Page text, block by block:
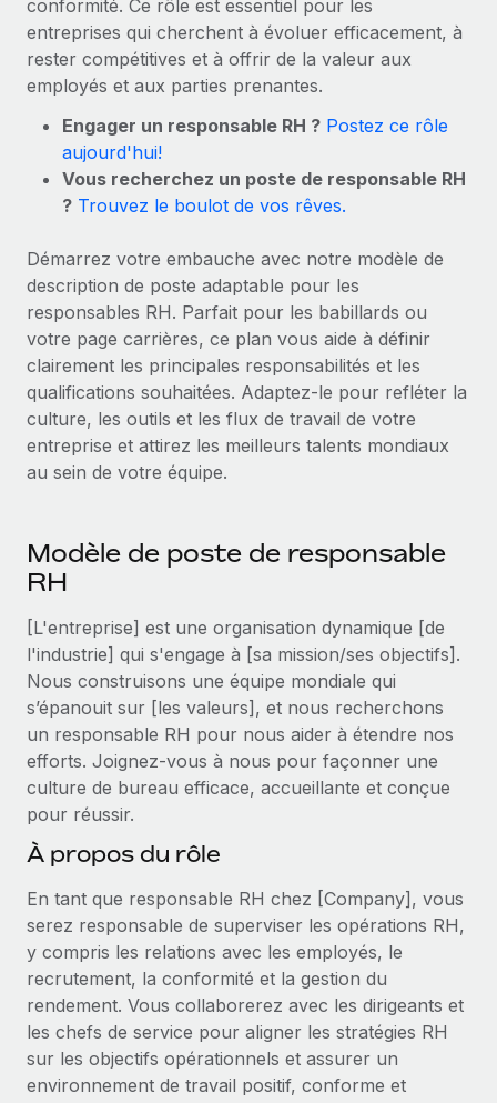
Gestion des freelances
Intégrez et gérez vos freelances partout dans le monde
PEO
INFRASTRUCTURE
Intégration Remote
Plateforme
Des fonctions RH clés intégrées pour votre équipe
Connecter Nouveau
Connectez n'importe quel outil d’IA à Remote grâce à
notre MCP
Rationalisez vos processus avec des outils essentiels
SERVICES
Recevez des conseils d’experts sur les RH à
l’international et la conformité
Contrôles d’antécédents
Simplifiez vos processus de présélection des
candidats
Remote Watchtower
matière de conformité
Gestion des appareils
Achetez et suivez vos équipements informatiques
dans le monde entier
Création d’entité
Établissez des entités rapidement et en toute
conformité
Comparer Remote
Examinez notre service par rapport aux autres
CROISSANCE
Start-ups
Des solutions agiles et internationales pour les RH et la
paie des entreprises en pleine croissance
Entreprises intermédiaires
Développez vos équipes avec des solutions RH sur
mesure
Entreprise
Les RH à l’international pour les grandes entreprises
TRAVAILLONS ENSEMBLE
Partenaires stratégiques de la tech
Devenir partenaire
Remote Build Bientôt disponible
Conseil en intégrations et automatisations assistées par
l’IA
ÉTUDES DE CAS
pays
Calculateur de paiement des freelances
Découvrez les devises disponibles et les vitesses de
paiement pour vos freelances internationaux
APPRENDRE AVEC REMOTE
Études de cas
Glossaire RH
Checklists et modèles
Descriptions de postes
Webinaires
Salle de presse
Données sur les salaires et les talents
Centre de ressources
Obtenir de l’aide
Voir toutes les ressources
BLOG
Paie multipays
Gestion des freelances
Taxes
Explorer le blog
Nederlands
Français
Deutsch
Español
Italiano
Português (Portugal)
日本語
한국어
中文（简体）
Connexion
conformité. Ce rôle est essentiel pour les
entreprises qui cherchent à évoluer efficacement, à
rester compétitives et à offrir de la valeur aux
employés et aux parties prenantes.
Engager un responsable RH ? Postez ce rôle
aujourd'hui!
Vous recherchez un poste de responsable RH
? Trouvez le boulot de vos rêves.
Démarrez votre embauche avec notre modèle de
description de poste adaptable pour les
responsables RH. Parfait pour les babillards ou
votre page carrières, ce plan vous aide à définir
clairement les principales responsabilités et les
qualifications souhaitées. Adaptez-le pour refléter la
culture, les outils et les flux de travail de votre
entreprise et attirez les meilleurs talents mondiaux
au sein de votre équipe.
Modèle de poste de responsable
RH
[L'entreprise] est une organisation dynamique [de
l'industrie] qui s'engage à [sa mission/ses objectifs].
Nous construisons une équipe mondiale qui
s’épanouit sur [les valeurs], et nous recherchons
un responsable RH pour nous aider à étendre nos
efforts. Joignez-vous à nous pour façonner une
culture de bureau efficace, accueillante et conçue
pour réussir.
À propos du rôle
En tant que responsable RH chez [Company], vous
serez responsable de superviser les opérations RH,
y compris les relations avec les employés, le
recrutement, la conformité et la gestion du
rendement. Vous collaborerez avec les dirigeants et
les chefs de service pour aligner les stratégies RH
sur les objectifs opérationnels et assurer un
environnement de travail positif, conforme et